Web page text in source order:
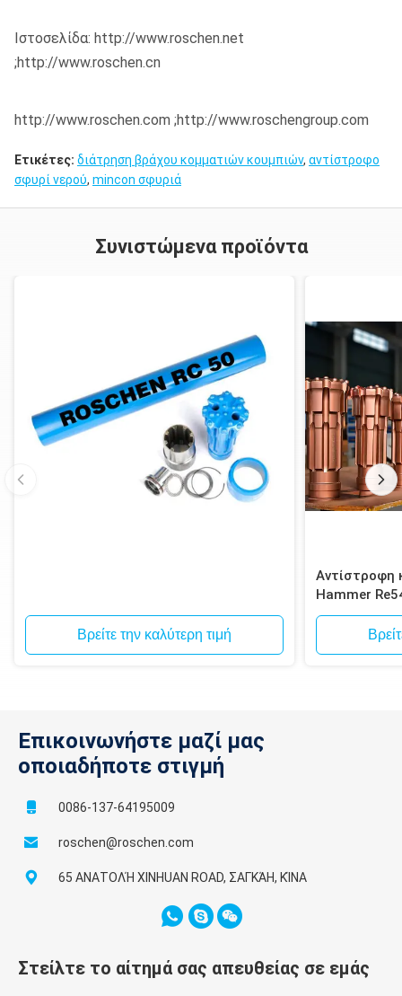
Ιστοσελίδα: http://www.roschen.net
;http://www.roschen.cn
http://www.roschen.com ;http://www.roschengroup.com
Ετικέτες: διάτρηση βράχου κομματιών κουμπιών, αντίστροφο
σφυρί νερού, mincon σφυριά
Συνιστώμενα προϊόντα
Βρείτε την καλύτερη τιμή
Αντίστροφη
Hammer
κυκλοφορία
Επικοινωνήστε μαζί μας
οποιαδήποτε στιγμή
0086-137-64195009
roschen@roschen.com
65 ΑΝΑΤΟΛΉ XINHUAN ROAD, ΣΑΓΚΆΗ, ΚΊΝΑ
Στείλτε το αίτημά σας απευθείας σε εμάς